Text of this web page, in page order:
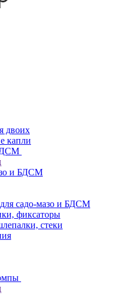
двоих
капли
и БДСМ
садо-мазо и БДСМ
фиксаторы
стеки